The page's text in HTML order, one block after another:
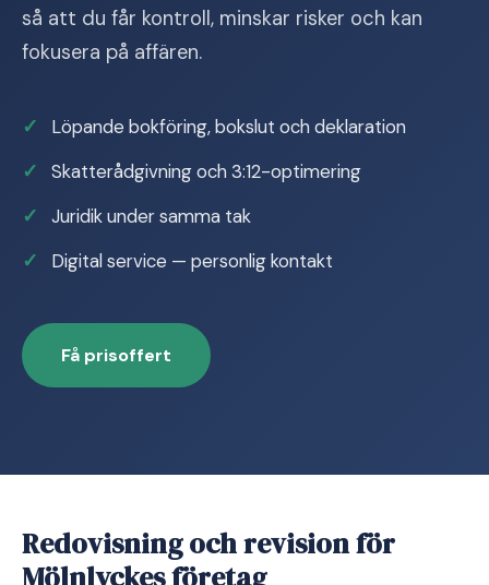
så att du får kontroll, minskar risker och kan
fokusera på affären.
Löpande bokföring, bokslut och deklaration
Skatterådgivning och 3:12-optimering
Juridik under samma tak
Digital service — personlig kontakt
Få prisoffert
Redovisning och revision för